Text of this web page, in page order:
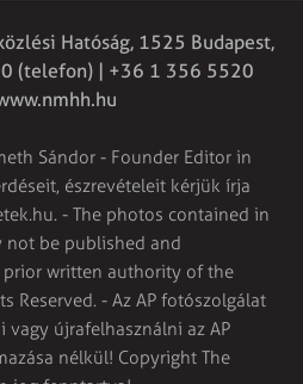
Hatóság, 1525 Budapest,
(telefon) | +36 1 356 5520
Sándor - Founder Editor in
észrevételeit kérjük írja
. - The photos contained in
not be published and
written authority of the
Reserved. - Az AP fotószolgálat
újrafelhasználni az AP
nélkül! Copyright The